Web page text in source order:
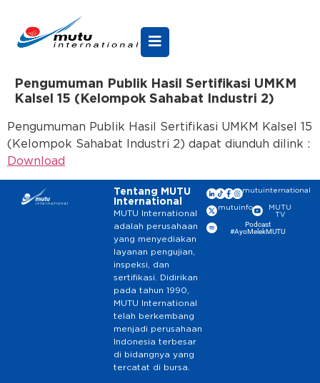
Pengumuman Publik Hasil Sertifikasi UMKM
Kalsel 15 (Kelompok Sahabat Industri 2)
Pengumuman Publik Hasil Sertifikasi UMKM Kalsel 15
(Kelompok Sahabat Industri 2) dapat diunduh dilink :
Download
Tentang MUTU
International
MUTU International
adalah perusahaan
yang menyediakan
layanan pengujian,
inspeksi, dan
sertifikasi. Didirikan
pada tahun 1990,
MUTU International
telah berkembang
menjadi perusahaan
Indonesia terbesar
di bidangnya yang
tercatat di bursa.
mutuinternational
mutuinfo
MUTU
TV
Podcast
#AyoMelekMUTU